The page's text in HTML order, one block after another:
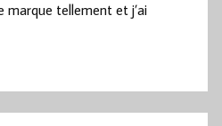
marque tellement et j’ai